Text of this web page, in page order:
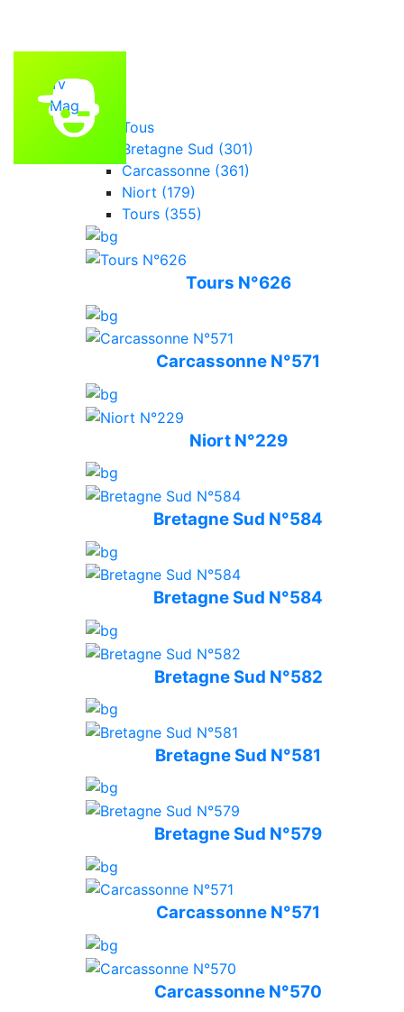
Tv
Mag
Tous
Bretagne Sud (301)
Carcassonne (361)
Niort (179)
Tours (355)
Tours N°626
Carcassonne N°571
Niort N°229
Bretagne Sud N°584
Bretagne Sud N°584
Bretagne Sud N°582
Bretagne Sud N°581
Bretagne Sud N°579
Carcassonne N°571
Carcassonne N°570